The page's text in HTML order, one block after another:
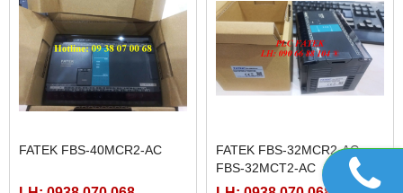
FATEK FBS-40MCR2-AC
FATEK FBS-32MCR2-AC,
FBS-32MCT2-AC